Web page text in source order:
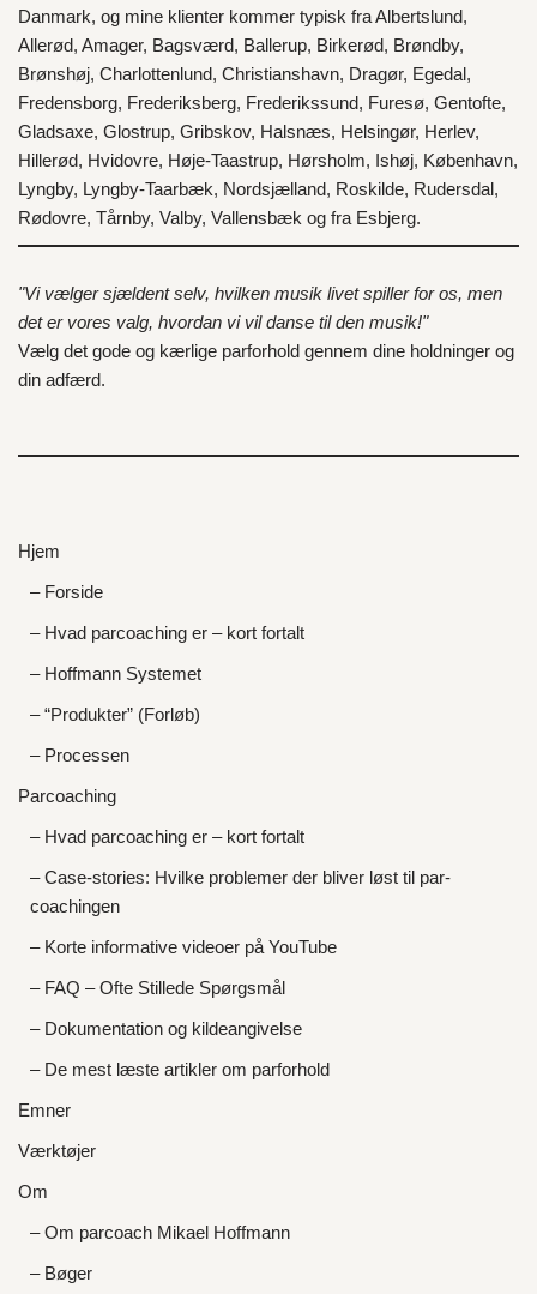
Danmark, og mine klienter kommer typisk fraAlbertslund,
Allerød, Amager, Bagsværd, Ballerup, Birkerød, Brøndby,
Brønshøj, Charlottenlund, Christianshavn, Dragør, Egedal,
Fredensborg, Frederiksberg, Frederikssund, Furesø, Gentofte,
Gladsaxe, Glostrup, Gribskov, Halsnæs, Helsingør, Herlev,
Hillerød, Hvidovre, Høje-Taastrup, Hørsholm, Ishøj, København,
Lyngby, Lyngby-Taarbæk, Nordsjælland, Roskilde, Rudersdal,
Rødovre, Tårnby, Valby, Vallensbæk og fra Esbjerg.
"Vi vælger sjældent selv, hvilken musik livet spiller for os, men
det er vores valg, hvordan vi vil danse til den musik!"
Vælg det gode og kærlige parforhold gennem dine holdninger og
din adfærd.
Hjem
– Forside
– Hvad parcoaching er – kort fortalt
– Hoffmann Systemet
– “Produkter” (Forløb)
– Processen
Parcoaching
– Hvad parcoaching er – kort fortalt
– Case-stories: Hvilke problemer der bliver løst til par-
coachingen
– Korte informative videoer på YouTube
– FAQ – Ofte Stillede Spørgsmål
– Dokumentation og kildeangivelse
– De mest læste artikler om parforhold
Emner
Værktøjer
Om
– Om parcoach Mikael Hoffmann
– Bøger